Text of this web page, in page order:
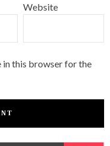
Website
in this browser for the